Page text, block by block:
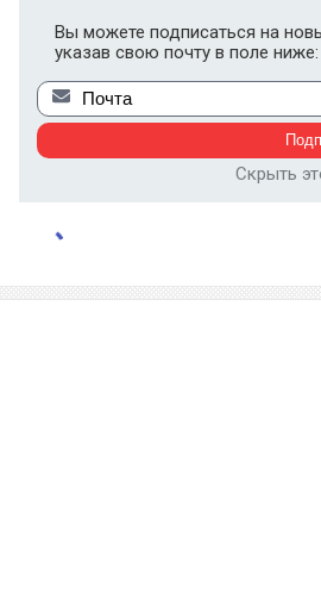
Вы можете подписаться на
указав свою почту в поле ниже:
Скрыть